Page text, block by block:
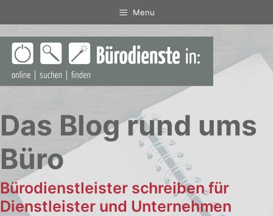
Inhalt
springen
Menu
Das Blog rund ums
Büro
Bürodienstleister schreiben für
Dienstleister und Unternehmen